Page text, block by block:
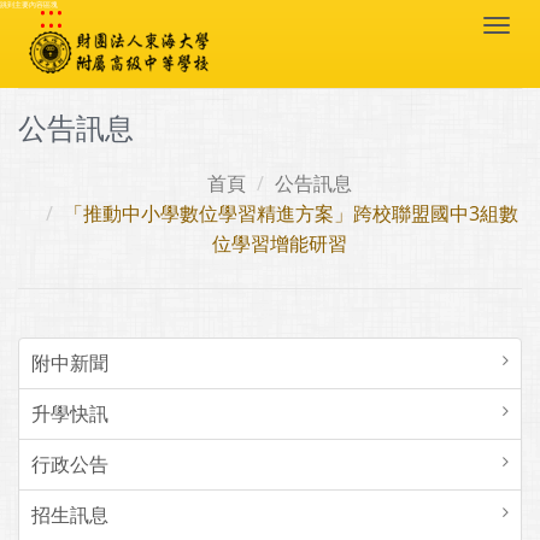
跳到主要內容區塊
:::
公告訊息
首頁
公告訊息
「推動中小學數位學習精進方案」跨校聯盟國中3組數
位學習增能研習
附中新聞
升學快訊
行政公告
招生訊息